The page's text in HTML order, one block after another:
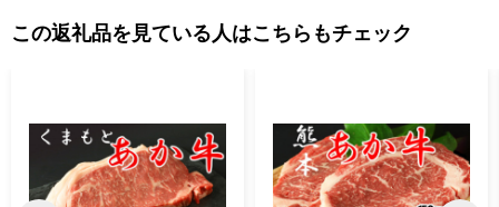
た返礼品に関する情報（お名前やお届け先等）については、返礼
この返礼品を見ている人はこちらもチェック